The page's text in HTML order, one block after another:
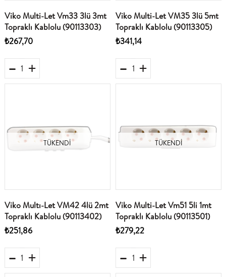
Viko Multi-Let Vm33 3lü 3mt
Topraklı Kablolu (90113303)
₺267,70
Viko Multi-Let VM35 3lü 5mt
Topraklı Kablolu (90113305)
₺341,14
TÜKENDI
Viko Multı-Let VM42 4lü 2mt
Topraklı Kablolu (90113402)
₺251,86
TÜKENDI
Viko Multi-Let Vm51 5li 1mt
Topraklı Kablolu (90113501)
₺279,22